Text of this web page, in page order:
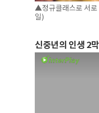
▲정규클래스로 서로
일)
신중년의 인생 2